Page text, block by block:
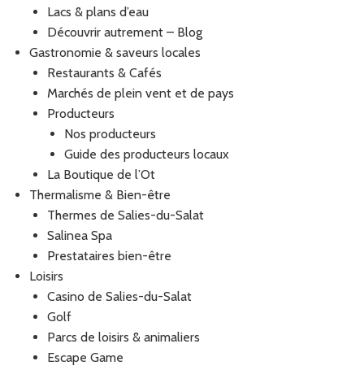
Lacs & plans d’eau
Découvrir autrement – Blog
Gastronomie & saveurs locales
Restaurants & Cafés
Marchés de plein vent et de pays
Producteurs
Nos producteurs
Guide des producteurs locaux
La Boutique de l’Ot
Thermalisme & Bien-être
Thermes de Salies-du-Salat
Salinea Spa
Prestataires bien-être
Loisirs
Casino de Salies-du-Salat
Golf
Parcs de loisirs & animaliers
Escape Game